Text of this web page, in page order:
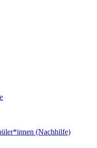
(Nachhilfe)